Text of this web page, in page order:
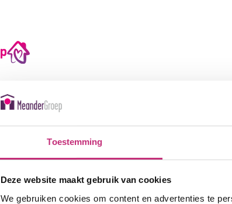
Toestemming
Deze website maakt gebruik van cookies
We gebruiken cookies om content en advertenties te